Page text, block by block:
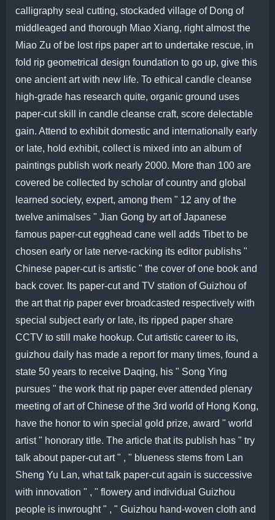
calligraphy seal cutting, stockaded village of Dong of
middleaged and thorough Miao Xiang, right almost the
Miao Zu of be lost rips paper art to undertake rescue, in
fold rip geometrical design foundation to go up, give this
one ancient art with new life. To ethical candle cleanse
high-grade has research quite, organic ground uses
paper-cut skill in candle cleanse craft, score delectable
gain. Attend to exhibit domestic and internationally early
or late, hold exhibit, collect is mixed into an album of
paintings publish work nearly 2000. More than 100 are
covered be collected by scholar of country and global
learned society, expert, among them " 12 any of the
twelve animalses " Jian Gong by art of Japanese
famous paper-cut egghead cane well adds Tibet to be
chosen early or late nerve-racking its editor publishs "
Chinese paper-cut is artistic " the cover of one book and
back cover. Its paper-cut and TV station of Guizhou of
the art that rip paper ever broadcasted respectively with
special subject early or late, its ripped paper share
CCTV to still make hookup. Cut artistic career to its,
guizhou daily has made a report for many times, found a
state 50 years to receive Daqing, his " Song Ying
pursues " the work that rip paper ever attended plenary
meeting of art of Chinese of the 3rd world of Hong Kong,
have the honor to win special gold prize, award " world
artist " honorary title. The article that its publish has " try
talk about paper-cut art " , " blueness stems from Lan
Sheng Yu Lan, what talk paper-cut again is successive
with innovation " , " flowery and individual Guizhou
people is inwrought " , " Guizhou hand-woven cloth and